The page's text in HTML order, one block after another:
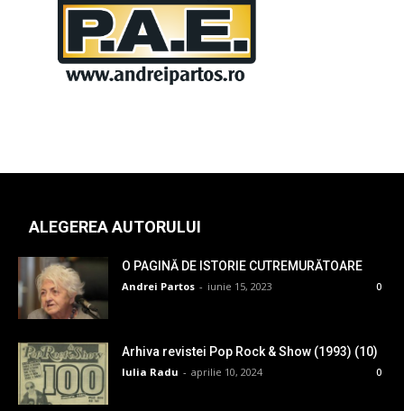
ALEGEREA AUTORULUI
O PAGINĂ DE ISTORIE CUTREMURĂTOARE
Andrei Partos - iunie 15, 2023 0
Arhiva revistei Pop Rock & Show (1993) (10)
Iulia Radu - aprilie 10, 2024 0